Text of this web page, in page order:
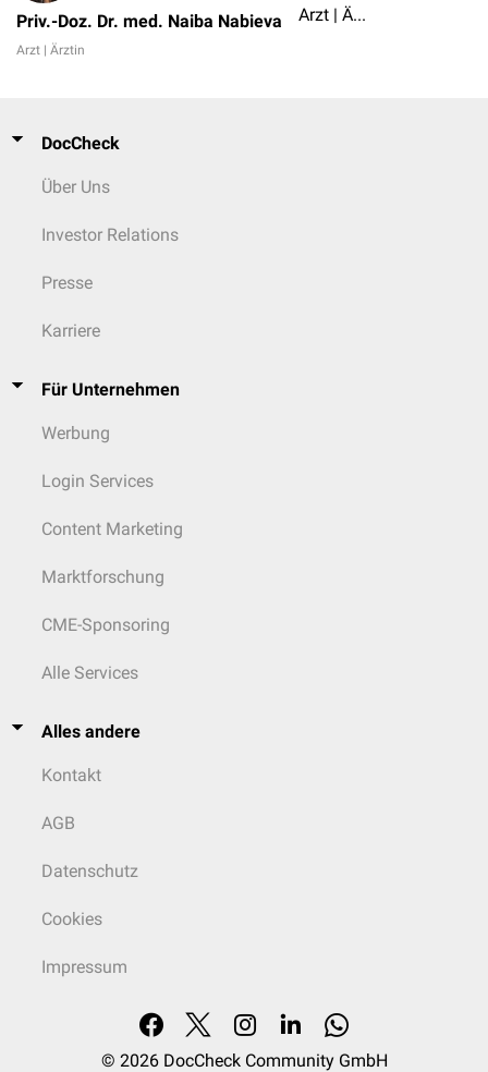
Priv.-Doz. Dr. med. Naiba Nabieva
Arzt | Ärztin
Arzt | Ärztin
DocCheck
Über Uns
Investor Relations
Presse
Karriere
Für Unternehmen
Werbung
Login Services
Content Marketing
Marktforschung
CME-Sponsoring
Alle Services
Alles andere
Kontakt
AGB
Datenschutz
Cookies
Impressum
© 2026 DocCheck Community GmbH